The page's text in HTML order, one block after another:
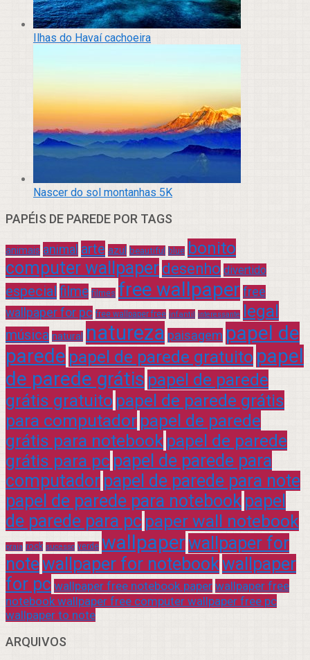
Ilhas do Havaí cachoeira
Nascer do sol montanhas 5K
PAPÉIS DE PAREDE POR TAGS
animais animal arte azul beautiful blue bonito
computer wallpaper desenho divertido
especial filme filmes free wallpaper free
wallpaper for pc free wallpaper free infantil interessante legal
música natural natureza paisagem papel de
parede papel de parede gratuito papel
de parede grátis papel de parede
grátis gratuito papel de parede grátis
para computador papel de parede
grátis para notebook papel de parede
grátis para pc papel de parede para
computador papel de parede para note
papel de parede para notebook papel
de parede para pc paper wall notebook
praia rock sucesso verde wallpaperwallpaper for
notewallpaper for notebookwallpaper
for pc wallpaper free notebook paper wallpaper free
notebook wallpaper free computer wallpaper free pc
wallpaper to note
ARQUIVOS